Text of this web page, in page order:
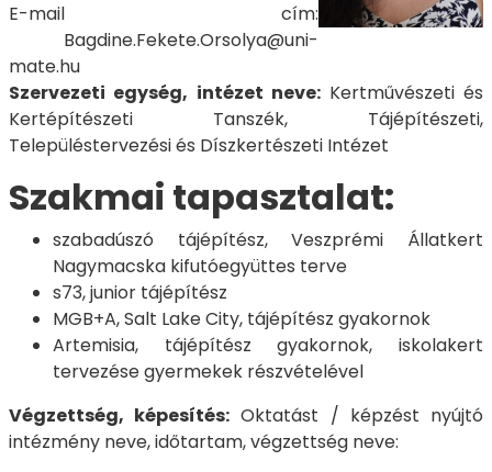
E-mail cím:
Bagdine.Fekete.Orsolya@uni-
mate.hu
Szervezeti egység, intézet neve: Kertművészeti és
Kertépítészeti Tanszék, Tájépítészeti,
Településtervezési és Díszkertészeti Intézet
Szakmai tapasztalat:
szabadúszó tájépítész, Veszprémi Állatkert
Nagymacska kifutóegyüttes terve
s73, junior tájépítész
MGB+A, Salt Lake City, tájépítész gyakornok
Artemisia, tájépítész gyakornok, iskolakert
tervezése gyermekek részvételével
Végzettség, képesítés: Oktatást / képzést nyújtó
intézmény neve, időtartam, végzettség neve: